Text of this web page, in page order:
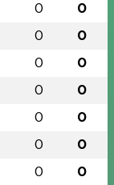
0 0
0 0
0 0
0 0
0 0
0 0
0 0